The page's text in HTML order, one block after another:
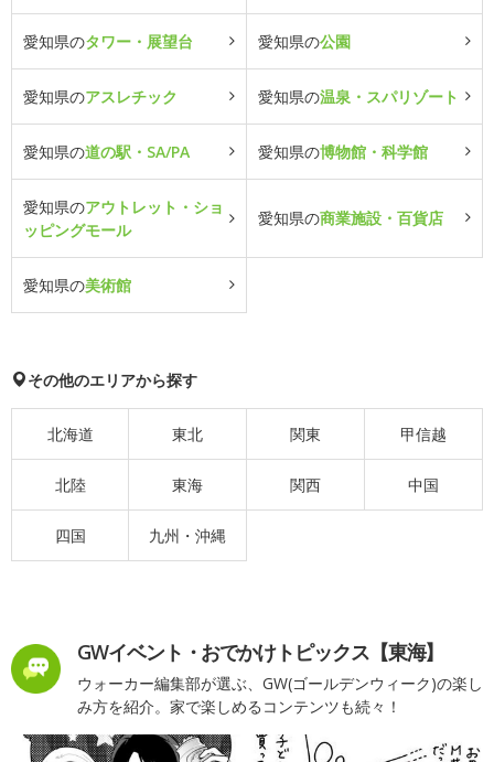
愛知県のタワー・展望台 愛知県の公園
愛知県のアスレチック 愛知県の温泉・スパリゾート
愛知県の道の駅・SA/PA 愛知県の博物館・科学館
愛知県のアウトレット・ショ
ッピングモール
愛知県の商業施設・百貨店
愛知県の美術館
その他のエリアから探す
北海道 東北 関東 甲信越
北陸 東海 関西 中国
四国 九州・沖縄
GWイベント・おでかけトピックス【東海】
ウォーカー編集部が選ぶ、GW(ゴールデンウィーク)の楽し
み方を紹介。家で楽しめるコンテンツも続々！